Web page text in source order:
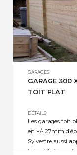
GARAGES
GARAGE 300
TOIT PLAT
DÉTAILS
Les garages toit
en +/- 27mm
Sylvestre aussi
bois utilisé pour